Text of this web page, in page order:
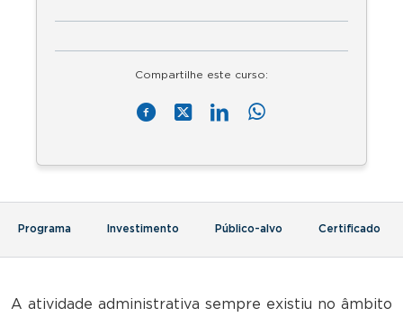
Compartilhe este curso:
Programa Investimento Público-alvo Certificado
A atividade administrativa sempre existiu no âmbito